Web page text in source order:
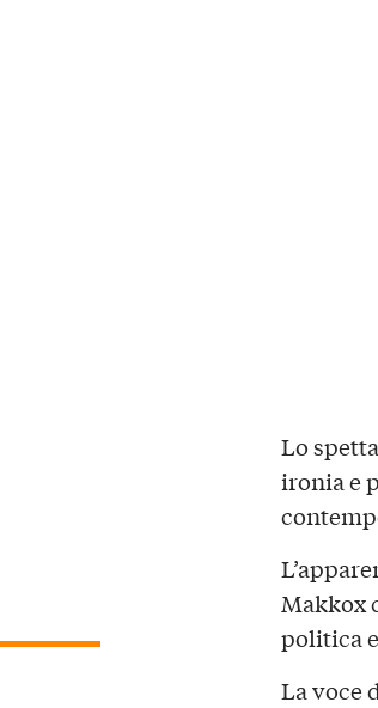
Lo
ironia e
Makkox
politica
La voce